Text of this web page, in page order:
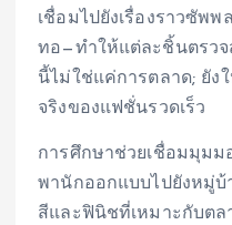
เชื่อมไปยังเรื่องราวซัพ
ทอ—ทำให้แต่ละชิ้นตรวจ
นี้ไม่ใช่แค่การตลาด; ยัง
จริงของแฟชั่นรวดเร็ว
การศึกษาช่วยเชื่อมมุมม
พานักออกแบบไปยังหมู่บ้
สีและฟินิชที่เหมาะกับต